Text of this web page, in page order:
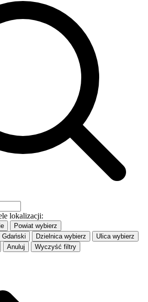
lokalizacji:
Powiat wybierz
Gdański Dzielnica wybierz Ulica wybierz
Anuluj Wyczyść filtry